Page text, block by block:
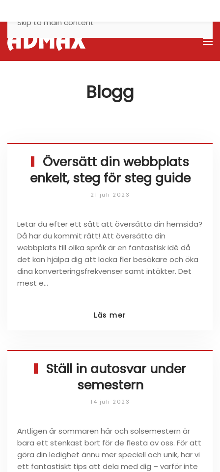
Skip to main content
Blogg
Översätt din webbplats
enkelt, steg för steg guide
21 juli 2023
Letar du efter ett sätt att översätta din hemsida?
Då har du kommit rätt! Att översätta din
webbplats till olika språk är en fantastisk idé då
det kan hjälpa dig att locka fler besökare och öka
dina konverteringsfrekvenser samt intäkter. Det
mest e…
Läs mer
Ställ in autosvar under
semestern
14 juli 2023
Äntligen är sommaren här och solsemestern är
bara ett stenkast bort för de flesta av oss. För att
göra din ledighet ännu mer speciell och unik, har vi
ett fantastiskt tips att dela med dig – varför inte